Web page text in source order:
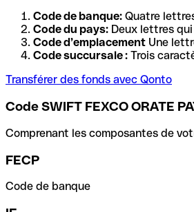
Code de banque: Quatre
Code du pays: Deux lettres
Code d’emplacement Une
Code succursale : Trois
Transférer des fonds avec Qonto
Code SWIFT FEXCO ORATE
Comprenant les composantes de
FECP
Code de banque